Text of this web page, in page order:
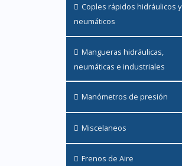
Coples rápidos hidráulicos y
neumáticos
Mangueras hidráulicas,
neumáticas e industriales
Manómetros de presión
Miscelaneos
Frenos de Aire